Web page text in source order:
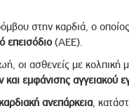
στην καρδιά, ο
επεισόδιο(ΑΕΕ).
οι ασθενείς με κολπική
εμφάνισης αγγειακού
ανεπάρκεια,